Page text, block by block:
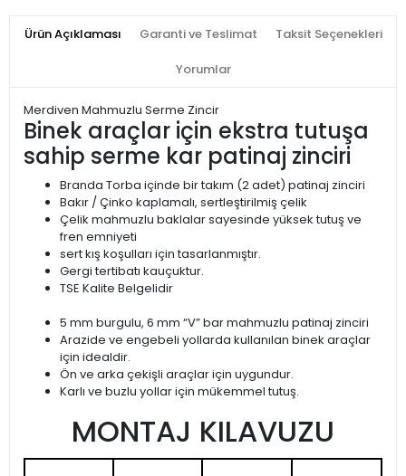
Ürün Açıklaması Garanti ve Teslimat Taksit Seçenekleri
Yorumlar
Merdiven Mahmuzlu Serme Zincir
Binek araçlar için ekstra tutuşa
sahip serme kar patinaj zinciri
Branda Torba içinde bir takım (2 adet) patinaj zinciri
Bakır / Çinko kaplamalı, sertleştirilmiş çelik
Çelik mahmuzlu baklalar sayesinde yüksek tutuş ve
fren emniyeti
sert kış koşulları için tasarlanmıştır.
Gergi tertibatı kauçuktur.
TSE Kalite Belgelidir
5 mm burgulu, 6 mm “V” bar mahmuzlu patinaj zinciri
Arazide ve engebeli yollarda kullanılan binek araçlar
için idealdir.
Ön ve arka çekişli araçlar için uygundur.
Karlı ve buzlu yollar için mükemmel tutuş.
MONTAJ KILAVUZU